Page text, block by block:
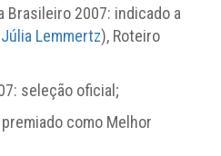
Brasileiro 2007: indicado a
Júlia Lemmertz), Roteiro
seleção oficial;
como Melhor